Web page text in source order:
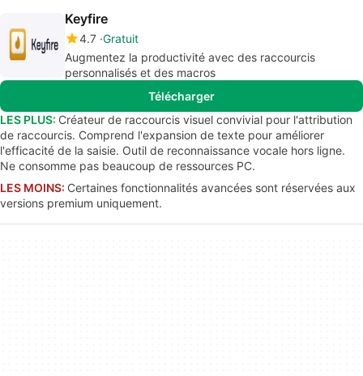
Keyfire
4.7 Gratuit
Augmentez la productivité avec des raccourcis
personnalisés et des macros
Télécharger
LES PLUS: Créateur de raccourcis visuel convivial pour l'attribution
de raccourcis. Comprend l'expansion de texte pour améliorer
l'efficacité de la saisie. Outil de reconnaissance vocale hors ligne.
Ne consomme pas beaucoup de ressources PC.
LES MOINS: Certaines fonctionnalités avancées sont réservées aux
versions premium uniquement.